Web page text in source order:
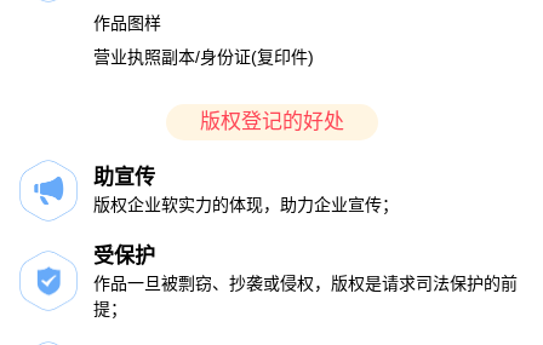
作品图样
营业执照副本/身份证(复印件)
版权登记的好处
助宣传
版权企业软实力的体现，助力企业宣传；
受保护
作品一旦被剽窃、抄袭或侵权，版权是请求司法保护的前
提；